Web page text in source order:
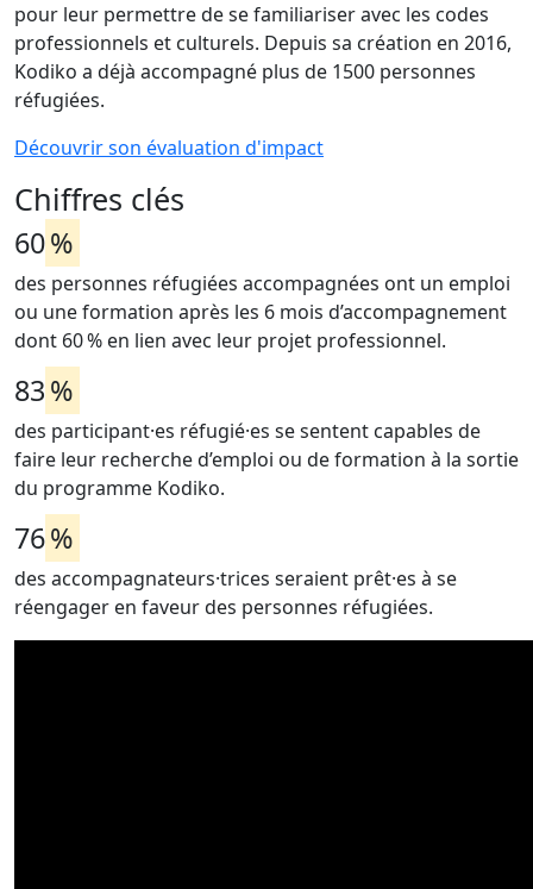
pour leur permettre de se familiariser avec les codes
professionnels et culturels. Depuis sa création en 2016,
Kodiko a déjà accompagné plus de 1500 personnes
réfugiées.
Découvrir son évaluation d'impact
Chiffres clés
60%
des personnes réfugiées accompagnées ont un emploi
ou une formation après les 6 mois d’accompagnement
dont 60 % en lien avec leur projet professionnel.
83%
des participant·es réfugié·es se sentent capables de
faire leur recherche d’emploi ou de formation à la sortie
du programme Kodiko.
76%
des accompagnateurs·trices seraient prêt·es à se
réengager en faveur des personnes réfugiées.